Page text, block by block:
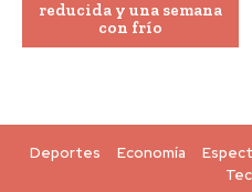
reducida y una semana
con frío
Deportes Economía